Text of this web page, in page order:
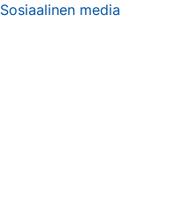
Sosiaalinen media